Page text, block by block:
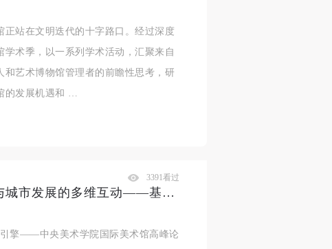
站在文明迭代的十字路口。经过深度
术季，以一系列学术活动，汇聚来自
艺术博物馆管理者的前瞻性思考，研
的发展机遇和 …
王绍强：新时代美术馆建设与城市发展的多维互动——基于广东美术馆十年实践的思考 ｜2025CAFAM学术季
3391看过
擎——中央美术学院国际美术馆高峰论